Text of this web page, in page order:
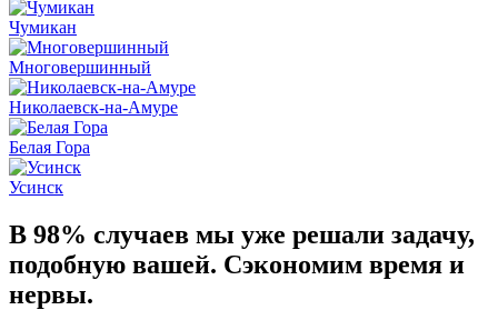
Чумикан
Многовершинный
Николаевск-на-Амуре
Белая Гора
Усинск
В 98% случаев мы уже решали задачу,
подобную вашей. Сэкономим время и
нервы.